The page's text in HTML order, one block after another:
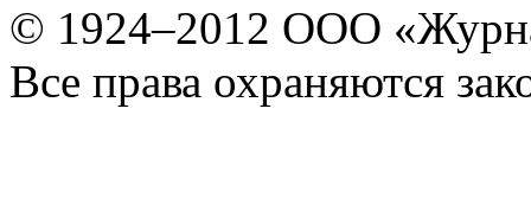
© 1924–2012 ООО
Все права охраняются